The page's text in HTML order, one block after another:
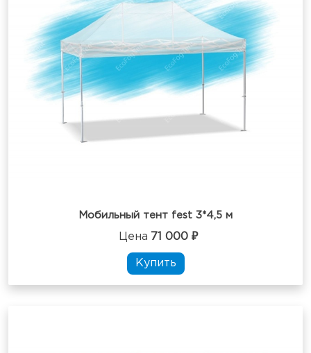
Мобильный тент fest 3*4,5 м
Цена 71 000 ₽
Купить